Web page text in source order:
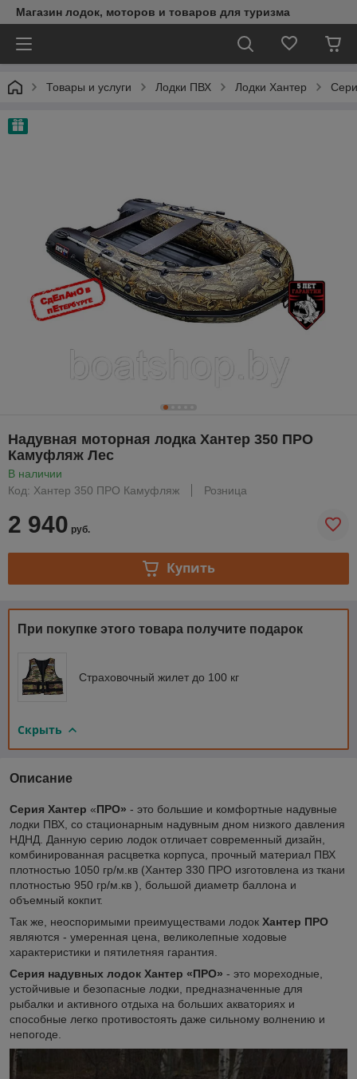
Магазин лодок, моторов и товаров для туризма
Товары и услуги Лодки ПВХ Лодки Хантер
Надувная моторная лодка Хантер 350 ПРО
Камуфляж Лес
В наличии
Код: Хантер 350 ПРО Камуфляж
Розница
2 940 руб.
Купить
При покупке этого товара получите подарок
Страховочный жилет до 100 кг
Скрыть
Описание
Серия Хантер «ПРО» - это большие и комфортные надувные
лодки ПВХ, со стационарным надувным дном низкого давления
НДНД. Данную серию лодок отличает современный дизайн,
комбинированная расцветка корпуса, прочный материал ПВХ
плотностью 1050 гр/м.кв (Хантер 330 ПРО изготовлена из ткани
плотностью 950 гр/м.кв ), большой диаметр баллона и
объемный кокпит.
Так же, неоспоримыми преимуществами лодок Хантер ПРО
являются - умеренная цена, великолепные ходовые
характеристики и пятилетняя гарантия.
Серия надувных лодок Хантер «ПРО» - это мореходные,
устойчивые и безопасные лодки, предназначенные для
рыбалки и активного отдыха на больших акваториях и
способные легко противостоять даже сильному волнению и
непогоде.